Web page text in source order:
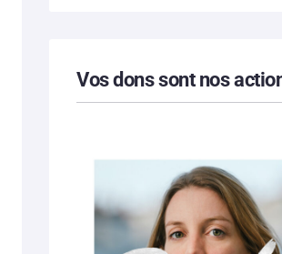
Vos dons sont nos